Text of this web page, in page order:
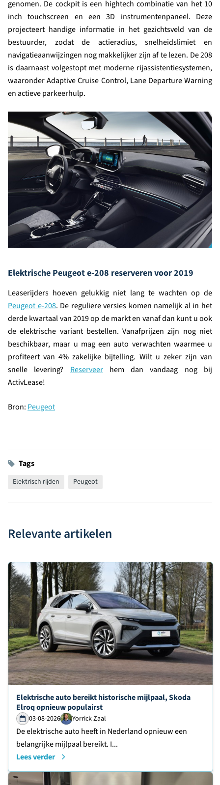
genomen. De cockpit is een hightech combinatie van het 10
inch touchscreen en een 3D instrumentenpaneel. Deze
projecteert handige informatie in het gezichtsveld van de
bestuurder, zodat de actieradius, snelheidslimiet en
navigatieaanwijzingen nog makkelijker zijn af te lezen. De 208
is daarnaast volgestopt met moderne rijassistentiesystemen,
waaronder Adaptive Cruise Control, Lane Departure Warning
en actieve parkeerhulp.
Elektrische Peugeot e-208 reserveren voor 2019
Leaserijders hoeven gelukkig niet lang te wachten op de
Peugeot e-208. De reguliere versies komen namelijk al in het
derde kwartaal van 2019 op de markt en vanaf dan kunt u ook
de elektrische variant bestellen. Vanafprijzen zijn nog niet
beschikbaar, maar u mag een auto verwachten waarmee u
profiteert van 4% zakelijke bijtelling. Wilt u zeker zijn van
snelle levering? Reserveerhem dan vandaag nog bij
ActivLease!
Bron: Peugeot
Tags
Elektrisch rijden Peugeot
Relevante artikelen
Lees verder over
Elektrische auto bereikt historische mijlpaal, Skoda
Elroq opnieuw populairst
03-08-2026 Yorrick Zaal
De elektrische auto heeft in Nederland opnieuw een
belangrijke mijlpaal bereikt. I...
Lees verder